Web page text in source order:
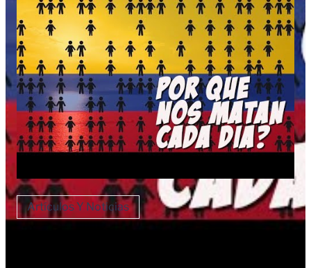
Artículos Y Noticias